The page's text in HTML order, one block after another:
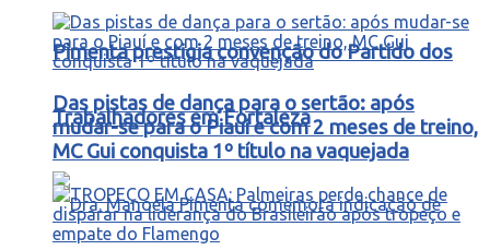
Pimenta prestigia convenção do Partido dos
Trabalhadores em Fortaleza
Das pistas de dança para o sertão: após
mudar-se para o Piauí e com 2 meses de treino,
MC Gui conquista 1º título na vaquejada